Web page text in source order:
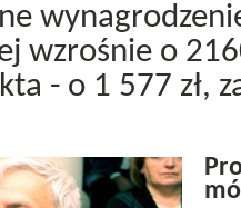
wzrośnie o
- o 1 577 zł,